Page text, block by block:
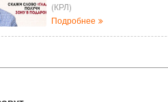
(КРЛ)
Подробнее